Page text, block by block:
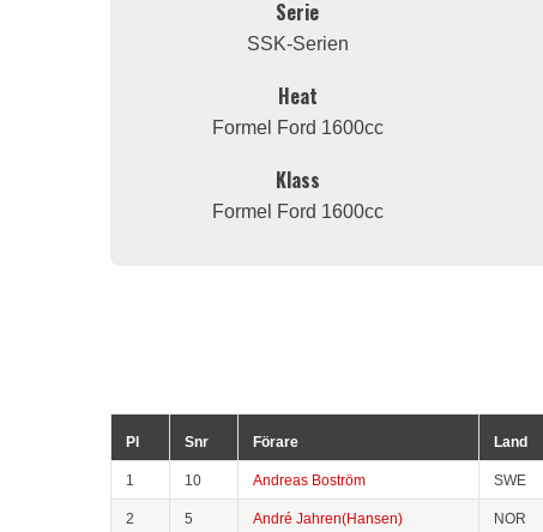
Serie
SSK-Serien
Heat
Formel Ford 1600cc
Klass
Formel Ford 1600cc
Pl Snr Förare Land
1 10 Andreas Boström SWE
2 5 André Jahren(Hansen) NOR